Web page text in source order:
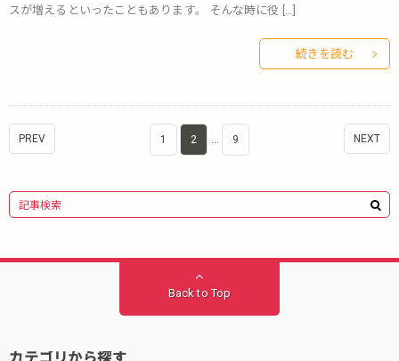
スが増えるといったこともあります。 そんな時に役 […]
続きを読む
PREV 1 2 … 9 NEXT
Back to Top